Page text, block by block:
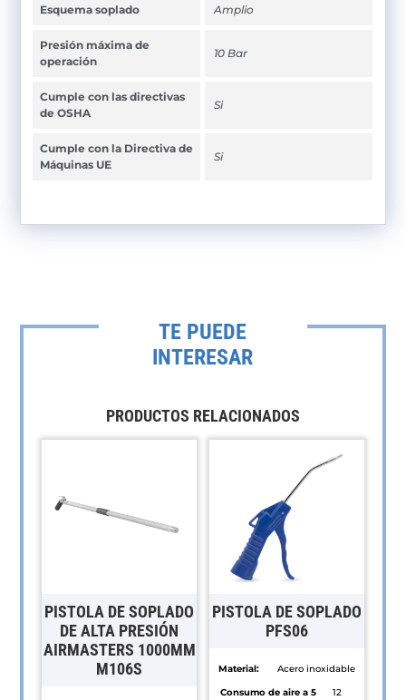
Esquema soplado Amplio
Presión máxima de
operación
10 Bar
Cumple con las directivas
de OSHA
Si
Cumple con la Directiva de
Máquinas UE
Si
TE PUEDE
INTERESAR
PRODUCTOS RELACIONADOS
PISTOLA DE SOPLADO
DE ALTA PRESIÓN
AIRMASTERS 1000MM
M106S
PISTOLA DE SOPLADO
PFS06
Material:
Acero inoxidable
Consumo de aire a 5
12